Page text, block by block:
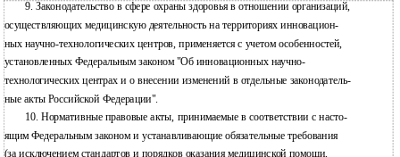
9. Законодательство в сфере охраны здоровья в отношении организаций,
осуществляющих медицинскую деятельность на территориях инновацион-
ных научно-технологических центров, применяется с учетом особенностей,
установленных Федеральным законом "Об инновационных научно-
технологических центрах и о внесении изменений в отдельные законодатель-
ные акты Российской Федерации".
10. Нормативные правовые акты, принимаемые в соответствии с насто-
ящим Федеральным законом и устанавливающие обязательные требования
(за исключением стандартов и порядков оказания медицинской помощи,